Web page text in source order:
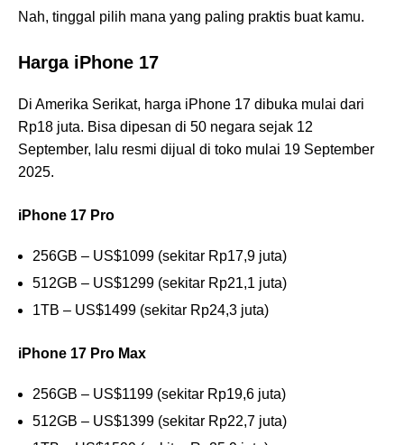
Nah, tinggal pilih mana yang paling praktis buat kamu.
Harga iPhone 17
Di Amerika Serikat, harga iPhone 17 dibuka mulai dari
Rp18 juta. Bisa dipesan di 50 negara sejak 12
September, lalu resmi dijual di toko mulai 19 September
2025.
iPhone 17 Pro
256GB – US$1099 (sekitar Rp17,9 juta)
512GB – US$1299 (sekitar Rp21,1 juta)
1TB – US$1499 (sekitar Rp24,3 juta)
iPhone 17 Pro Max
256GB – US$1199 (sekitar Rp19,6 juta)
512GB – US$1399 (sekitar Rp22,7 juta)